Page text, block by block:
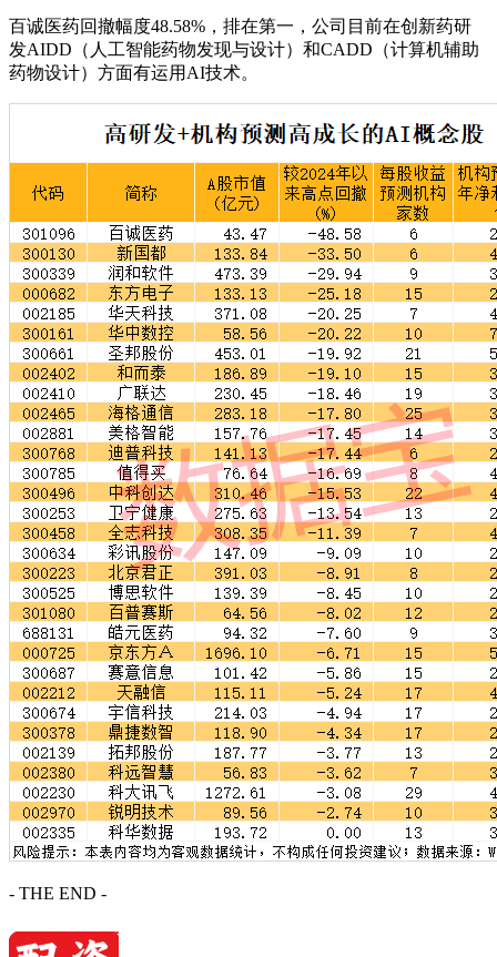
百诚医药回撤幅度48.58%，排在第一，公司目前在创新药研
发AIDD（人工智能药物发现与设计）和CADD（计算机辅助
药物设计）方面有运用AI技术。
- THE END -